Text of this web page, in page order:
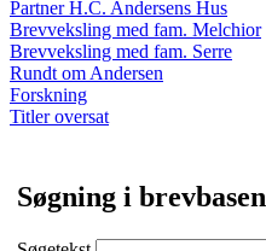
Partner H.C. Andersens Hus
Brevveksling med fam. Melchior
Brevveksling med fam. Serre
Rundt om Andersen
Forskning
Titler oversat
Søgning i brevbasen